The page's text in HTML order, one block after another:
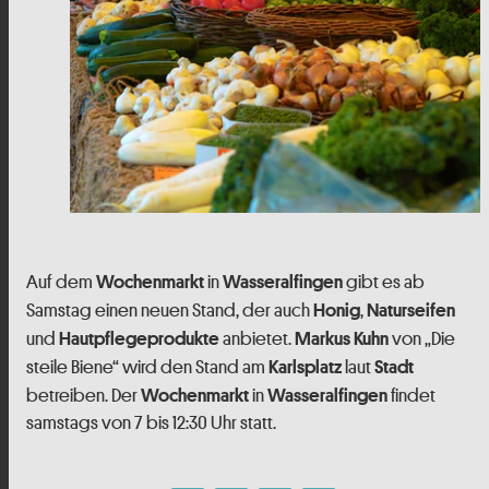
Auf dem WochenmarktinWasseralfingengibt es ab
Samstag einen neuen Stand, der auchHonig,Naturseifen
und Hautpflegeprodukteanbietet.Markus Kuhnvon „Die
steile Biene“ wird den Stand am KarlsplatzlautStadt
betreiben. DerWochenmarktinWasseralfingenfindet
samstags von 7 bis 12:30 Uhr statt.